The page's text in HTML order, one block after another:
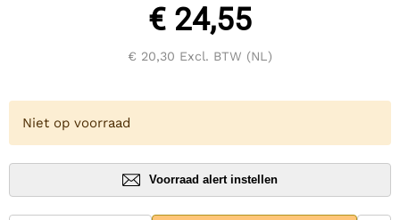
€ 24,55
€ 20,30 Excl. BTW (NL)
Niet op voorraad
Voorraad alert instellen